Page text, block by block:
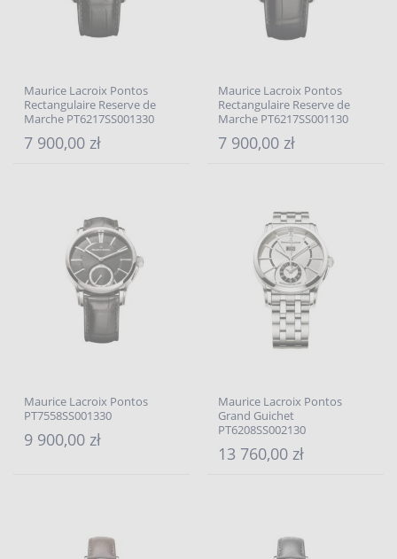
Maurice Lacroix Pontos
Rectangulaire Reserve de
Marche PT6217SS001330
7 900,00 zł
Maurice Lacroix Pontos
Rectangulaire Reserve de
Marche PT6217SS001130
7 900,00 zł
Maurice Lacroix Pontos
PT7558SS001330
9 900,00 zł
Maurice Lacroix Pontos
Grand Guichet
PT6208SS002130
13 760,00 zł